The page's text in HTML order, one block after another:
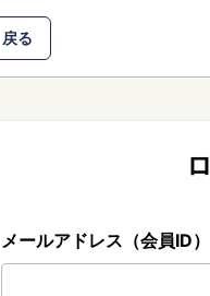
戻る
メールアドレス（会員ID）